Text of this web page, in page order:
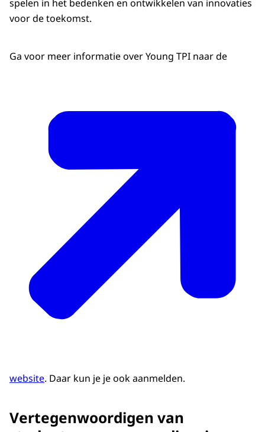
spelen in het bedenken en ontwikkelen van innovaties
voor de toekomst.
Ga voor meer informatie over Young TPI naar de
website. Daar kun je je ook aanmelden.
Vertegenwoordigen van